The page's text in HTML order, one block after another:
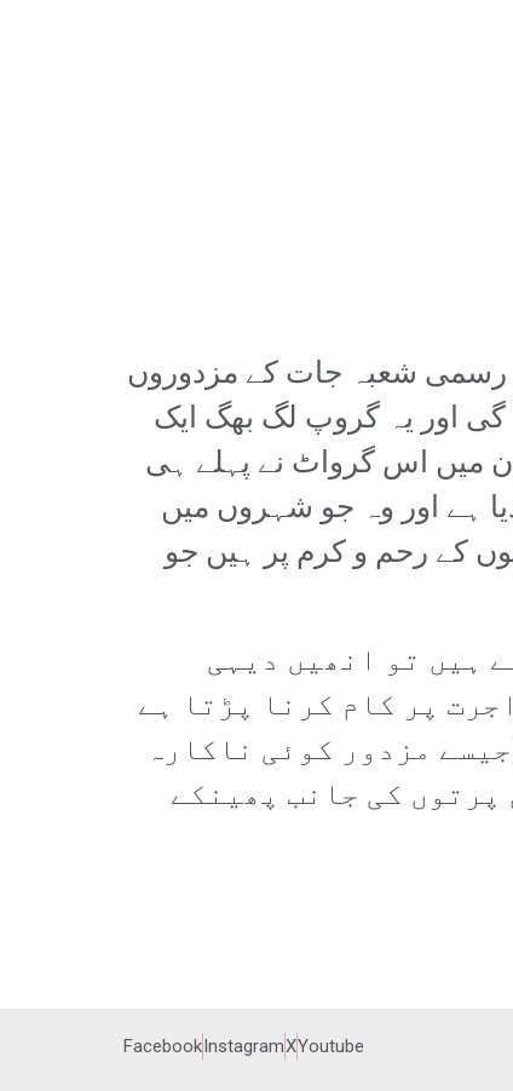
رسمی شعبہ جات کے مزدوروں
ڈالر سے بھی نیچے آجائے گی اور یہ گروپ لگ بھگ ایک
میں اس گرواٹ نے پہلے ہی
ہے اور وہ جو شہروں میں
کے رحم و کرم پر ہیں جو
ہیں تو انھیں دیہی
پر کام کرنا پڑتا ہے
مزدور کوئی ناکارہ
کی جانب پھینکے
FacebookInstagramXYoutube